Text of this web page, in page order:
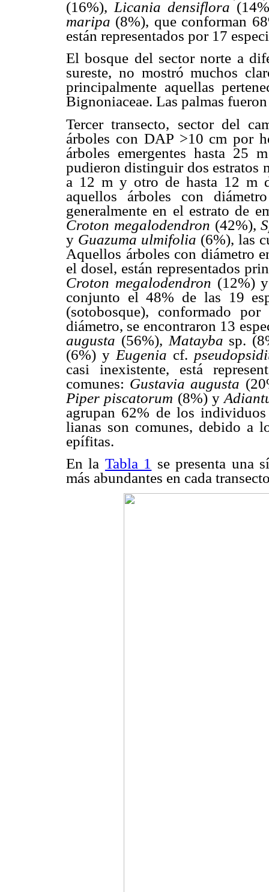
(16%), Licania densiflora
maripa (8%), que conforman
están representados por 17
El bosque del sector norte a
sureste, no mostró muchos
principalmente aquellas
Bignoniaceae. Las palmas
Tercer transecto, sector del
árboles con DAP >10 cmpor
árboles emergentes hasta 25
pudieron distinguir dos estratos
a 12 m y otro de hasta 12 m
aquellos árboles con
generalmente en el estrato de
Croton megalodendron (42%),
y Guazuma ulmifolia (6%), las
Aquellos árboles con diámetro
el dosel, están representados
Croton megalodendron (12%)
conjunto el 48% de las 19
(sotobosque), conformado
diámetro, se encontraron 13
augusta (56%), Matayba sp.
(6%) y Eugenia cf.
casi inexistente, está
comunes: Gustavia augusta
Piper piscatorum (8%) y
agrupan 62% de los
lianas son comunes, debido a
epífitas.
En la Tabla 1 se presenta una
más abundantes en cada